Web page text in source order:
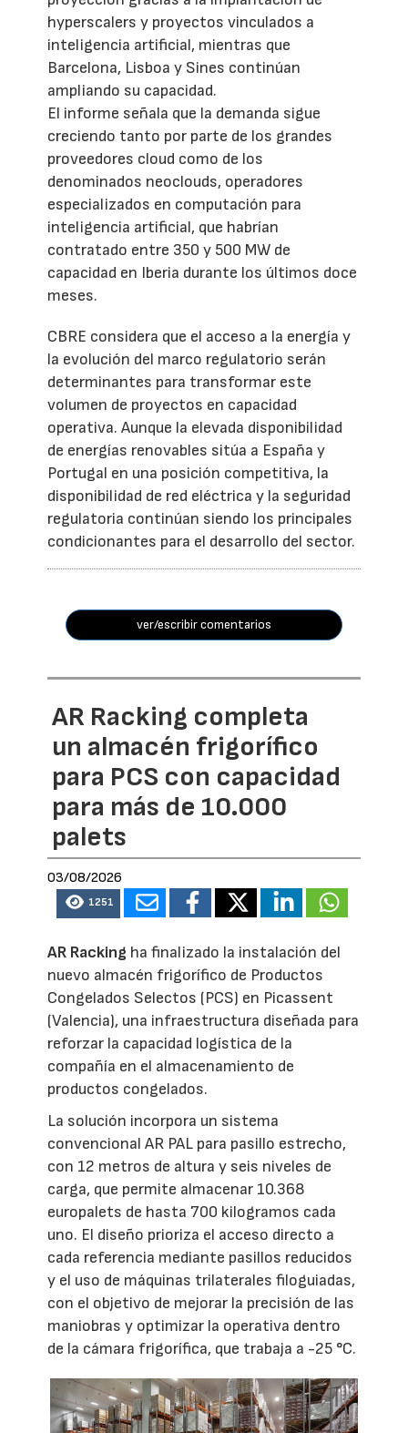
hyperscalers y proyectos vinculados a
inteligencia artificial, mientras que
Barcelona, Lisboa y Sines continúan
ampliando su capacidad.
El informe señala que la demanda sigue
creciendo tanto por parte de los grandes
proveedores cloud como de los
denominados neoclouds, operadores
especializados en computación para
inteligencia artificial, que habrían
contratado entre 350 y 500 MW de
capacidad en Iberia durante los últimos doce
meses.
CBRE considera que el acceso a la energía y
la evolución del marco regulatorio serán
determinantes para transformar este
volumen de proyectos en capacidad
operativa. Aunque la elevada disponibilidad
de energías renovables sitúa a España y
Portugal en una posición competitiva, la
disponibilidad de red eléctrica y la seguridad
regulatoria continúan siendo los principales
condicionantes para el desarrollo del sector.
ver/escribir comentarios
AR Racking completa
un almacén frigorífico
para PCS con capacidad
para más de 10.000
palets
03/08/2026
1251
AR Racking ha finalizado la instalación del
nuevo almacén frigorífico de Productos
Congelados Selectos (PCS) en Picassent
(Valencia), una infraestructura diseñada para
reforzar la capacidad logística de la
compañía en el almacenamiento de
productos congelados.
La solución incorpora un sistema
convencional AR PAL para pasillo estrecho,
con 12 metros de altura y seis niveles de
carga, que permite almacenar 10.368
europalets de hasta 700 kilogramos cada
uno. El diseño prioriza el acceso directo a
cada referencia mediante pasillos reducidos
y el uso de máquinas trilaterales filoguiadas,
con el objetivo de mejorar la precisión de las
maniobras y optimizar la operativa dentro
de la cámara frigorífica, que trabaja a -25 °C.